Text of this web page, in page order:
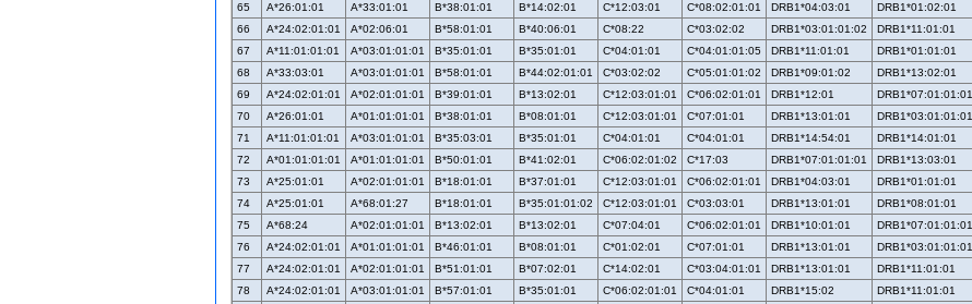
65
A*26:01:01 A*33:01:01 B*38:01:01 B*14:02:01 C*12:03:01 C*08:02:01:01 DRB1*04:03:01 DRB1*01:02:01
66
A*24:02:01:01 A*02:06:01 B*58:01:01 B*40:06:01 C*08:22 C*03:02:02 DRB1*03:01:01:02 DRB1*11:01:01
67
A*11:01:01:01 A*03:01:01:01 B*35:01:01 B*35:01:01 C*04:01:01 C*04:01:01:05 DRB1*11:01:01 DRB1*01:01:01
68
A*33:03:01 A*03:01:01:01 B*58:01:01 B*44:02:01:01 C*03:02:02 C*05:01:01:02 DRB1*09:01:02 DRB1*13:02:01
69
A*24:02:01:01 A*02:01:01:01 B*39:01:01 B*13:02:01 C*12:03:01:01 C*06:02:01:01 DRB1*12:01 DRB1*07:01:01:01
70
A*26:01:01 A*01:01:01:01 B*38:01:01 B*08:01:01 C*12:03:01:01 C*07:01:01 DRB1*13:01:01 DRB1*03:01:01:01
71
A*11:01:01:01 A*03:01:01:01 B*35:03:01 B*35:01:01 C*04:01:01 C*04:01:01 DRB1*14:54:01 DRB1*14:01:01
72
A*01:01:01:01 A*01:01:01:01 B*50:01:01 B*41:02:01 C*06:02:01:02 C*17:03 DRB1*07:01:01:01 DRB1*13:03:01
73
A*25:01:01 A*02:01:01:01 B*18:01:01 B*37:01:01 C*12:03:01:01 C*06:02:01:01 DRB1*04:03:01 DRB1*01:01:01
74
A*25:01:01 A*68:01:27 B*18:01:01 B*35:01:01:02 C*12:03:01:01 C*03:03:01 DRB1*13:01:01 DRB1*08:01:01
75
A*68:24 A*02:01:01:01 B*13:02:01 B*13:02:01 C*07:04:01 C*06:02:01:01 DRB1*10:01:01 DRB1*07:01:01:01
76
A*24:02:01:01 A*01:01:01:01 B*46:01:01 B*08:01:01 C*01:02:01 C*07:01:01 DRB1*13:01:01 DRB1*03:01:01:01
77
A*24:02:01:01 A*02:01:01:01 B*51:01:01 B*07:02:01 C*14:02:01 C*03:04:01:01 DRB1*13:01:01 DRB1*11:01:01
78
A*24:02:01:01 A*03:01:01:01 B*57:01:01 B*35:01:01 C*06:02:01:01 C*04:01:01 DRB1*15:02 DRB1*11:01:01